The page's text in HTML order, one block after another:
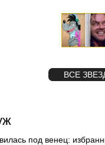
ВСЕ
под венец: